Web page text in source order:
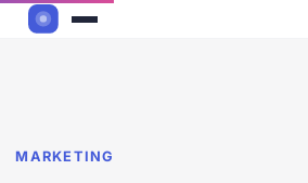
MARKETING